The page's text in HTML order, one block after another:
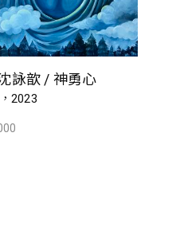
詠歆 / 神勇心
2023